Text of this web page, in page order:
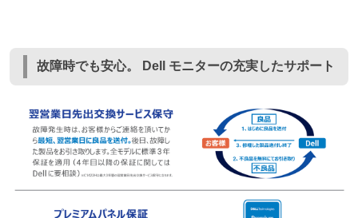
故障時でも安心。 Dell モニターの充実したサポート